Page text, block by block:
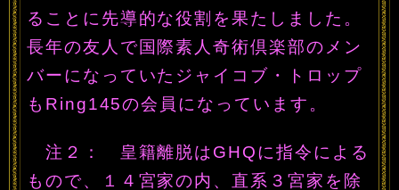
ることに先導的な役割を果たしました。
長年の友人で国際素人奇術倶楽部のメン
バーになっていたジャイコブ・トロップ
もRing145の会員になっています。
注２： 皇籍離脱はGHQに指令による
もので、１４宮家の内、直系３宮家を除